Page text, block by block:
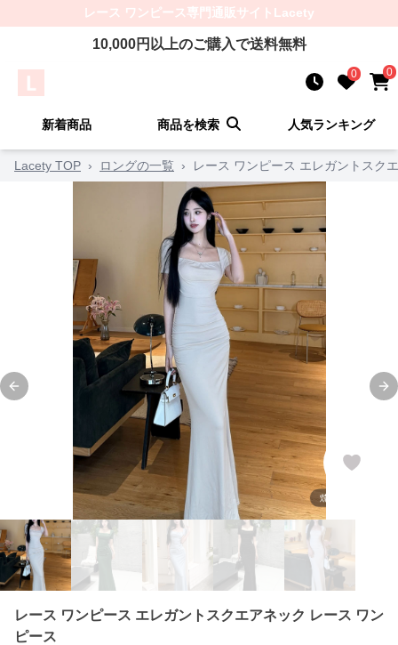
レース ワンピース専門通販サイト Lacety
10,000円以上のご購入で送料無料
0 0
新着商品 商品を検索 人気ランキング
Lacety TOP › ロングの一覧 › レース ワンピース エレガントスク
Previous slide
レース ワンピース エレガントスクエアネック レース ワン
ピース